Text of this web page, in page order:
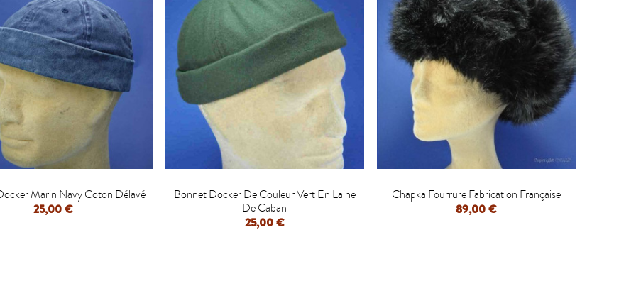
Marin Navy Coton Délavé
25,00 €

Bonnet Docker De Couleur Vert En Laine
De Caban
25,00 €

Chapka Fourrure Fabrication Française
89,00 €